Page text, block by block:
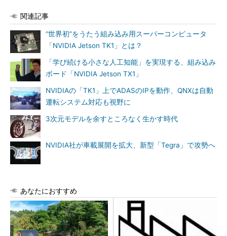
関連記事
“世界初”をうたう組み込み用スーパーコンピュータ
「NVIDIA Jetson TK1」とは？
「学び続ける小さな人工知能」を実現する、組み込み
ボード「NVIDIA Jetson TX1」
NVIDIAの「TK1」上でADASのIPを動作、QNXは自動
運転システム対応も視野に
3次元モデルを余すところなく生かす時代
NVIDIA社が車載展開を拡大、新型「Tegra」で攻勢へ
あなたにおすすめ